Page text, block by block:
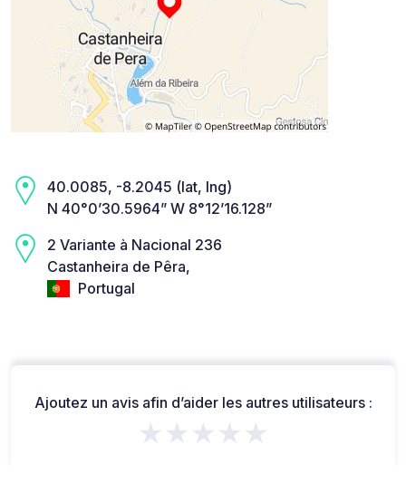
40.0085, -8.2045 (lat, lng)
N 40°0’30.5964” W 8°12’16.128”
2 Variante à Nacional 236
Castanheira de Pêra,
Portugal
Ajoutez un avis afin d’aider les autres utilisateurs :
★★★★★